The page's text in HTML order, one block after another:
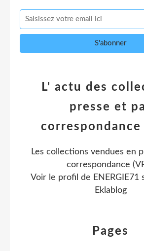
Pages
L' actu des
presse et
correspondance
Les collections vendues en
correspondance
Voir le profil de ENERGIE71
Eklablog